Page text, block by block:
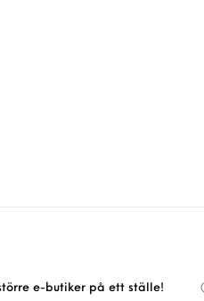
e-butiker på ett ställe!